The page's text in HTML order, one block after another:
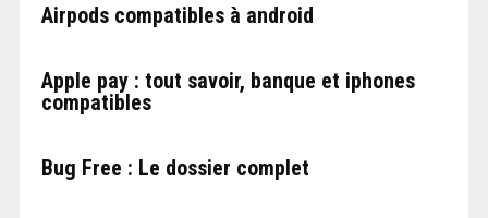
Airpods compatibles à android
Apple pay : tout savoir, banque et iphones
compatibles
Bug Free : Le dossier complet